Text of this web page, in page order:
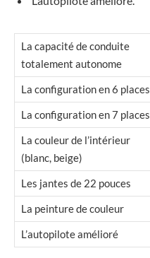
La capacité de conduite
totalement autonome
La configuration en 6 places
La configuration en 7 places
La couleur de l’intérieur
(blanc, beige)
Les jantes de 22 pouces
La peinture de couleur
L’autopilote amélioré